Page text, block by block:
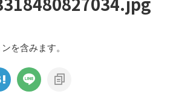
を含みます。